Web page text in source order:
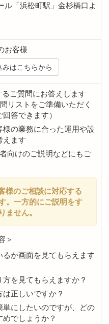
ル「浜松町駅」金杉橋口よ
お客様
はこちらから
ご質問にお答えします
リストをご準備いただく
答できます）
の業務に合った運用や設
えます
向けのご説明などにもご
様のご相談に対応する
。一方的にご説明をす
ません。
＞
るか画面を見てもらえます
を見てもらえますか？
は正しいですか？
にしたいのですが、どの
でしょうか？